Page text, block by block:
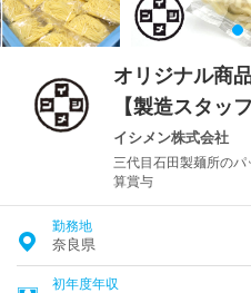
オリジナル商
【製造スタッ
イシメン株式会社
三代目石田製麺所の
算賞与
勤務地
奈良県
初年度年収